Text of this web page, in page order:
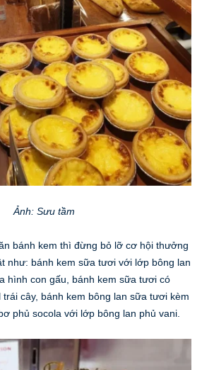
Ảnh: Sưu tầm
bánh kem thì đừng bỏ lỡ cơ hội thưởng
như: bánh kem sữa tươi với lớp bông lan
hình con gấu, bánh kem sữa tươi có
cây, bánh kem bông lan sữa tươi kèm
phủ socola với lớp bông lan phủ vani.